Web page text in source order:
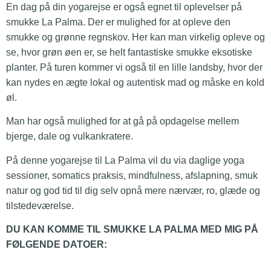
En dag på din yogarejse er også egnet til oplevelser på
smukke La Palma. Der er mulighed for at opleve den
smukke og grønne regnskov. Her kan man virkelig opleve og
se, hvor grøn øen er, se helt fantastiske smukke eksotiske
planter. På turen kommer vi også til en lille landsby, hvor der
kan nydes en ægte lokal og autentisk mad og måske en kold
øl.
Man har også mulighed for at gå på opdagelse mellem
bjerge, dale og vulkankratere.
På denne yogarejse til La Palma vil du via daglige yoga
sessioner, somatics praksis, mindfulness, afslapning, smuk
natur og god tid til dig selv opnå mere nærvær, ro, glæde og
tilstedeværelse.
DU KAN KOMME TIL SMUKKE LA PALMA MED MIG PÅ
FØLGENDE DATOER: